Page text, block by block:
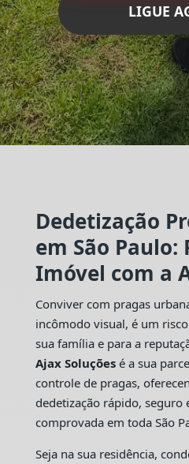
LIGUE
Dedetização
em São Paulo:
Imóvel com a
Conviver com pragas
incômodo visual, é um
sua família e para a
Ajax Soluçõesé a sua
controle de pragas,
dedetização rápido, seguro
comprovada em toda São
Seja na sua residência,